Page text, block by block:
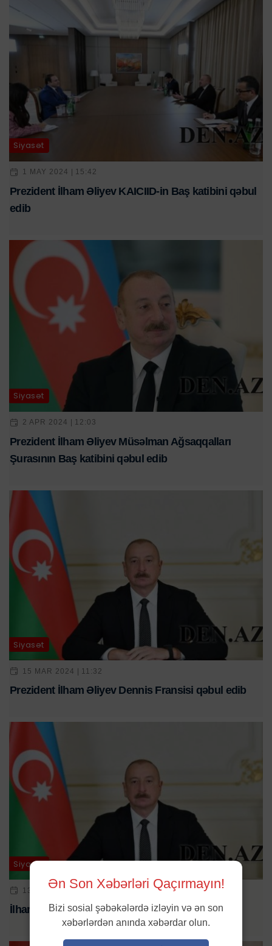
Siyasət
1 MAY 2024 | 15:42
Prezident İlham Əliyev KAICIID-in Baş katibini qəbul
edib
Siyasət
2 APR 2024 | 12:03
Prezident İlham Əliyev Müsəlman Ağsaqqalları
Şurasının Baş katibini qəbul edib
Siyasət
15 MAR 2024 | 11:32
Prezident İlham Əliyev Dennis Fransisi qəbul edib
Siyasət
13 IYL 2024 | 12:43
İlham Əliyev ATƏT-in baş katibini qəbul etdi
Ən Son Xəbərləri Qaçırmayın!
Bizi sosial şəbəkələrdə izləyin və ən son
xəbərlərdən anında xəbərdar olun.